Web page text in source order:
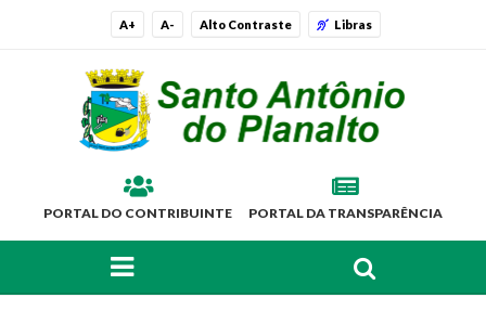
A+ A- Alto Contraste Libras
PORTAL DO CONTRIBUINTE PORTAL DA TRANSPARÊNCIA